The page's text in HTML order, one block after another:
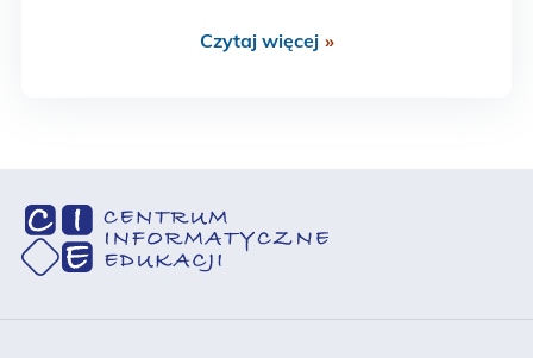
perspektywie finansowej Centrum bierze udział
Czytaj więcej »